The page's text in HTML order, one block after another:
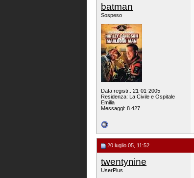
batman
Sospeso
Data registr.: 21-01-2005
Residenza: La Civile e Ospitale
Emilia
Messaggi: 8.427
20 luglio 05, 11:52
twentynine
UserPlus